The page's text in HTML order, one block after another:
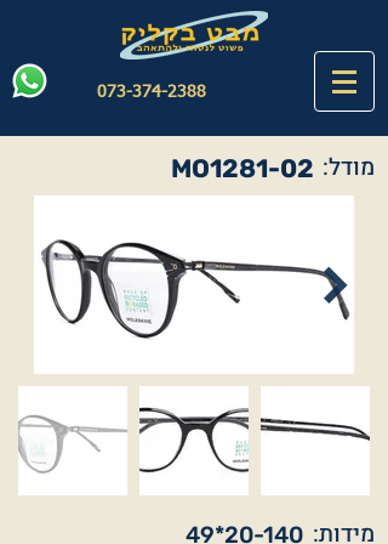
073-374-2388
MO1281-02 מודל:
49*20-140 מידות: